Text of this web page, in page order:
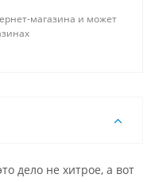
магазина и может
дело не хитрое, а вот